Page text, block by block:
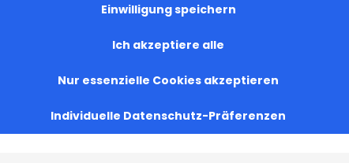
volksmündlich genannt wird, bzw. Das
eines der fünf Hochfeste der Armenischen Kirche.
Kirchen gefeiert. Gemäß den Überlieferungen
Jahre nach ihrem Sohn Jesus Christus auf der
Kind im Himmel wiederzusehen, und so
selbst kam mit Engeln herab, um die Seele
Einwilligung speichern
Ich akzeptiere alle
Nur essenzielle Cookies akzeptieren
Individuelle Datenschutz-Präferenzen